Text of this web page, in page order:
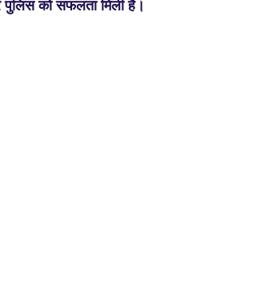
पुलिस को सफलता मिली है।